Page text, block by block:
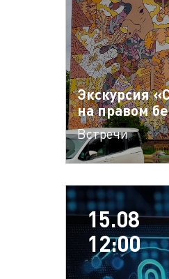
Экскурсия
на правом
Встречи
15.08
12:00